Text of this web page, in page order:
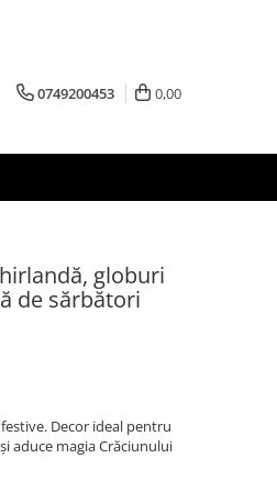
0749200453 0,00
globuri
de sărbători
Decor ideal pentru
aduce magia Crăciunului